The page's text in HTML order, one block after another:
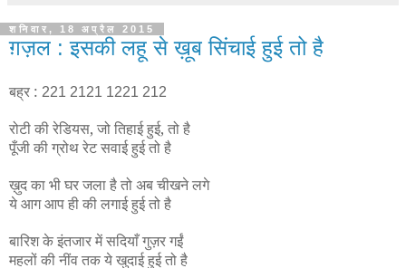
शनिवार, 18 अप्रैल 2015
ग़ज़ल : इसकी लहू से ख़ूब सिंचाई हुई तो है
बह्र : 221 2121 1221 212
रोटी की रेडियस, जो तिहाई हुई, तो है
पूँजी की ग्रोथ रेट सवाई हुई तो है
ख़ुद का भी घर जला है तो अब चीखने लगे
ये आग आप ही की लगाई हुई तो है
बारिश के इंतजार में सदियाँ गुज़र गईं
महलों की नींव तक ये खुदाई हुई तो है